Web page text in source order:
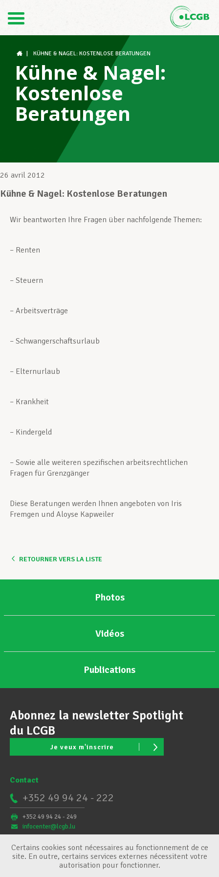
DE
Le LCGB
Structures syndicales
Assistance au Travail
Développement professionnel
KÜHNE & NAGEL: KOSTENLOSE BERATUNGEN
Kühne & Nagel:
Kostenlose
Beratungen
26 avril 2012
Kühne & Nagel: Kostenlose Beratungen
Wir beantworten Ihre Fragen über nachfolgende Themen:
– Renten
– Steuern
– Arbeitsverträge
– Schwangerschaftsurlaub
– Elternurlaub
– Krankheit
– Kindergeld
– Sowie alle weiteren spezifischen arbeitsrechtlichen
Fragen für Grenzgänger
Diese Beratungen werden Ihnen angeboten von Iris
Fremgen und Aloyse Kapweiler
RETOURNER VERS LA LISTE
Photos
Vidéos
Publications
Abonnez la newsletter Spotlight
du LCGB
Je veux m'inscrire
Contact
+352 49 94 24 - 222
+352 49 94 24 - 249
infocenter@lcgb.lu
Certains cookies sont nécessaires au fonctionnement de ce
site. En outre, certains services externes nécessitent votre
autorisation pour fonctionner.